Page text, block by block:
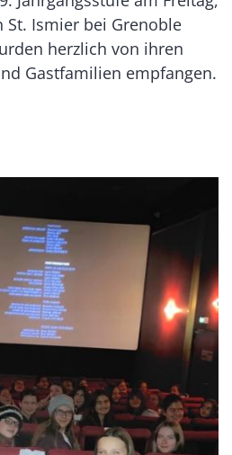
St. Ismier bei Grenoble
herzlich von ihren
Gastfamilien empfangen.